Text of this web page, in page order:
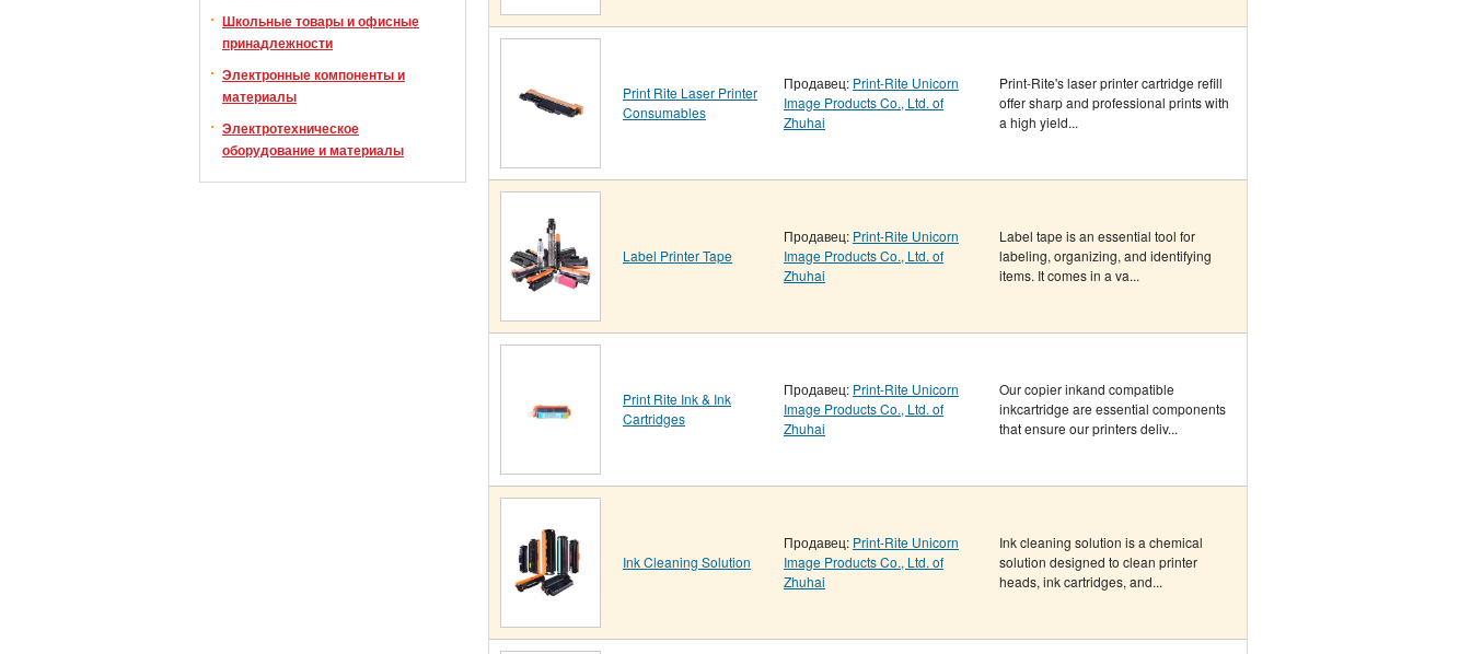
Школьные товары и офисные
принадлежности
Электронные компоненты и
материалы
Электротехническое
оборудование и материалы
Print Rite Laser Printer
Consumables
Продавец: Print-Rite Unicorn
Image Products Co., Ltd. of
Zhuhai
Print-Rite's laser printer cartridge refill
offer sharp and professional prints with
a high yield...
Label Printer Tape
Продавец: Print-Rite Unicorn
Image Products Co., Ltd. of
Zhuhai
Label tape is an essential tool for
labeling, organizing, and identifying
items. It comes in a va...
Print Rite Ink & Ink
Cartridges
Продавец: Print-Rite Unicorn
Image Products Co., Ltd. of
Zhuhai
Our copier inkand compatible
inkcartridge are essential components
that ensure our printers deliv...
Ink Cleaning Solution
Продавец: Print-Rite Unicorn
Image Products Co., Ltd. of
Zhuhai
Ink cleaning solution is a chemical
solution designed to clean printer
heads, ink cartridges, and...